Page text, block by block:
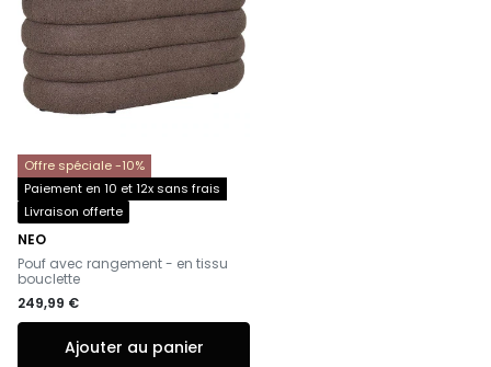
Offre spéciale -10%
Paiement en 10 et 12x sans frais
Livraison offerte
NEO
-
Pouf avec rangement - en tissu
bouclette
249,99 €
Ajouter au panier